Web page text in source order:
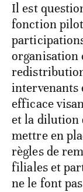
Il est
fonction
organisation
intervenants
efficace
et la dilution
mettre en
règles de
filiales et
ne le font